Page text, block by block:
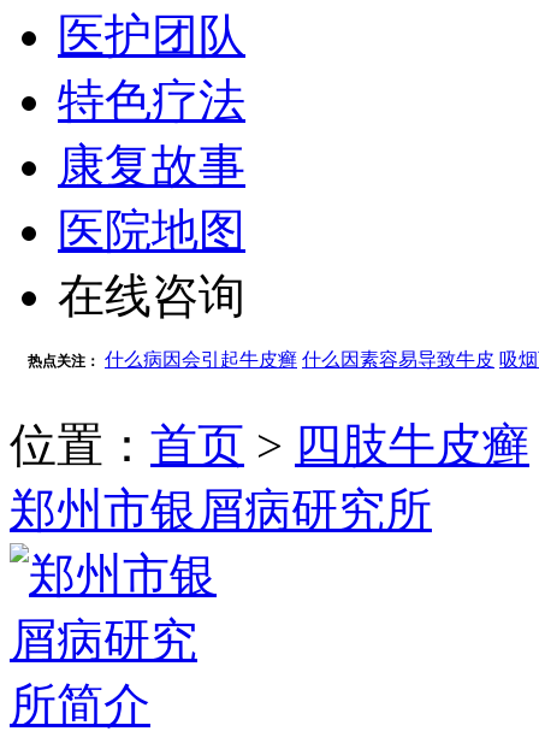
医护团队
特色疗法
康复故事
医院地图
在线咨询
热点关注： 什么病因会引起牛皮癣 什么因素容易导致牛皮 吸
位置： 首页 > 四肢牛皮癣
郑州市银屑病研究所